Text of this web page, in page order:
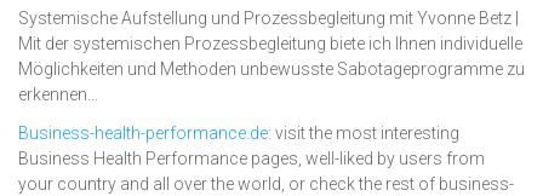
Systemische Aufstellung und Prozessbegleitung mit Yvonne Betz |
Mit der systemischen Prozessbegleitung biete ich Ihnen individuelle
Möglichkeiten und Methoden unbewusste Sabotageprogramme zu
erkennen...
Business-health-performance.de: visit the most interesting
Business Health Performance pages, well-liked by users from
your country and all over the world, or check the rest of business-